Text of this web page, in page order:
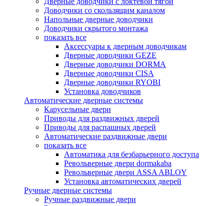
Доводчики со скользящим каналом
Напольные дверные доводчики
Доводчики скрытого монтажа
показать все
Аксессуары к дверным доводчикам
Дверные доводчики GEZE
Дверные доводчики DORMA
Дверные доводчики CISA
Дверные доводчики RYOBI
Установка доводчиков
Автоматические дверные системы
Карусельные двери
Приводы для раздвижных дверей
Приводы для распашных дверей
Автоматические раздвижные двери
показать все
Автоматика для безбарьерного доступа
Револьверные двери dormakaba
Револьверные двери ASSA ABLOY
Установка автоматических дверей
Ручные дверные системы
Ручные раздвижные двери